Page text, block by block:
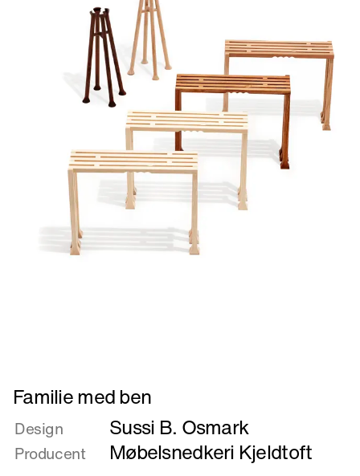
Læs
mere
om
Familie
med
Familie med ben
Design Sussi B. Osmark
Producent Møbelsnedkeri Kjeldtoft